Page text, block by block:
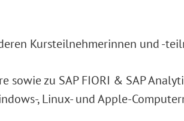
Kursteilnehmerinnen und -
zu SAP FIORI & SAP
, Linux- und Apple-